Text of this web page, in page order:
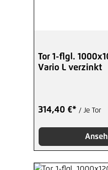
Tor 1-flgl.
Vario L verzinkt
314,40 €* / Je Tor